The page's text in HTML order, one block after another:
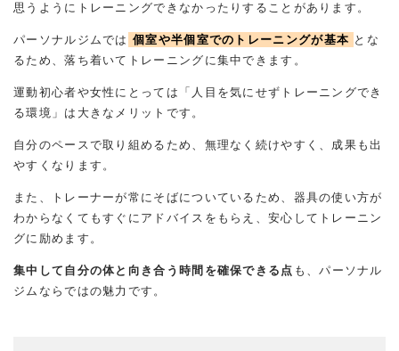
思うようにトレーニングできなかったりすることがあります。
パーソナルジムでは 個室や半個室でのトレーニングが基本 とな
るため、落ち着いてトレーニングに集中できます。
運動初心者や女性にとっては「人目を気にせずトレーニングでき
る環境」は大きなメリットです。
自分のペースで取り組めるため、無理なく続けやすく、成果も出
やすくなります。
また、トレーナーが常にそばについているため、器具の使い方が
わからなくてもすぐにアドバイスをもらえ、安心してトレーニン
グに励めます。
集中して自分の体と向き合う時間を確保できる点 も、パーソナル
ジムならではの魅力です。